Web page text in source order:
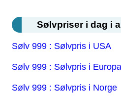
Sølvpriser i dag i
Sølv 999 : Sølvpris i USA
Sølv 999 : Sølvpris i Europa
Sølv 999 : Sølvpris i Norge